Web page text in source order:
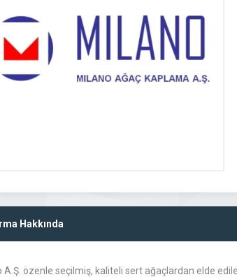
Hakkında
A.Ş. özenle seçilmiş, kaliteli sert ağaçlardan elde